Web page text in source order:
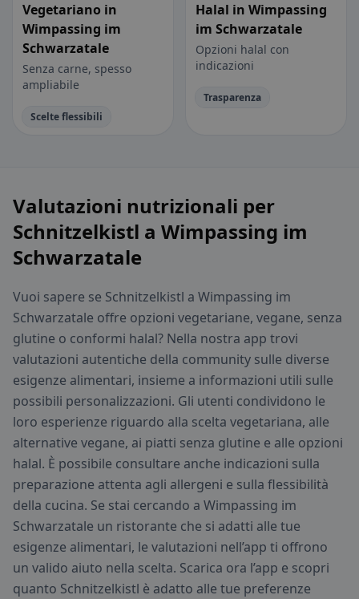
Vegetariano in
Wimpassing im
Schwarzatale
Senza carne, spesso
ampliabile
Scelte flessibili
Halal in Wimpassing
im Schwarzatale
Opzioni halal con
indicazioni
Trasparenza
Valutazioni nutrizionali per
Schnitzelkistl a Wimpassing im
Schwarzatale
Vuoi sapere se Schnitzelkistl a Wimpassing im
Schwarzatale offre opzioni vegetariane, vegane, senza
glutine o conformi halal? Nella nostra app trovi
valutazioni autentiche della community sulle diverse
esigenze alimentari, insieme a informazioni utili sulle
possibili personalizzazioni. Gli utenti condividono le
loro esperienze riguardo alla scelta vegetariana, alle
alternative vegane, ai piatti senza glutine e alle opzioni
halal. È possibile consultare anche indicazioni sulla
preparazione attenta agli allergeni e sulla flessibilità
della cucina. Se stai cercando a Wimpassing im
Schwarzatale un ristorante che si adatti alle tue
esigenze alimentari, le valutazioni nell’app ti offrono
un valido aiuto nella scelta. Scarica ora l’app e scopri
quanto Schnitzelkistl è adatto alle tue preferenze